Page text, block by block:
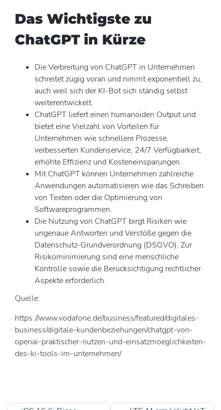
Das Wichtigste zu
ChatGPT in Kürze
Die Verbreitung von ChatGPT in Unternehmen
schreitet zügig voran und nimmt exponentiell zu,
auch weil sich der KI-Bot sich ständig selbst
weiterentwickelt.
ChatGPT liefert einen humanoiden Output und
bietet eine Vielzahl von Vorteilen für
Unternehmen wie schnellere Prozesse,
verbesserten Kundenservice, 24/7 Verfügbarkeit,
erhöhte Effizienz und Kosteneinsparungen.
Mit ChatGPT können Unternehmen zahlreiche
Anwendungen automatisieren wie das Schreiben
von Texten oder die Optimierung von
Softwareprogrammen.
Die Nutzung von ChatGPT birgt Risiken wie
ungenaue Antworten und Verstöße gegen die
Datenschutz-Grundverordnung (DSGVO). Zur
Risikominimierung sind eine menschliche
Kontrolle sowie die Berücksichtigung rechtlicher
Aspekte erforderlich.
Quelle:
https://www.vodafone.de/business/featured/digitales-
business/digitale-kundenbeziehungen/chatgpt-von-
openai-praktischer-nutzen-und-einsatzmoeglichkeiten-
des-ki-tools-im-unternehmen/